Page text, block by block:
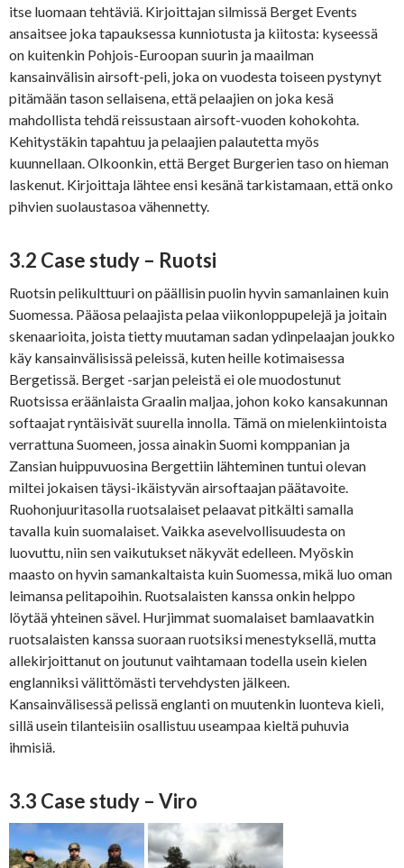
itse luomaan tehtäviä. Kirjoittajan silmissä Berget Events
ansaitsee joka tapauksessa kunniotusta ja kiitosta: kyseessä
on kuitenkin Pohjois-Euroopan suurin ja maailman
kansainvälisin airsoft-peli, joka on vuodesta toiseen pystynyt
pitämään tason sellaisena, että pelaajien on joka kesä
mahdollista tehdä reissustaan airsoft-vuoden kohokohta.
Kehitystäkin tapahtuu ja pelaajien palautetta myös
kuunnellaan. Olkoonkin, että Berget Burgerien taso on hieman
laskenut. Kirjoittaja lähtee ensi kesänä tarkistamaan, että onko
pihvien suolaustasoa vähennetty.
3.2 Case study – Ruotsi
Ruotsin pelikulttuuri on päällisin puolin hyvin samanlainen kuin
Suomessa. Pääosa pelaajista pelaa viikonloppupelejä ja joitain
skenaarioita, joista tietty muutaman sadan ydinpelaajan joukko
käy kansainvälisissä peleissä, kuten heille kotimaisessa
Bergetissä. Berget -sarjan peleistä ei ole muodostunut
Ruotsissa eräänlaista Graalin maljaa, johon koko kansakunnan
softaajat ryntäisivät suurella innolla. Tämä on mielenkiintoista
verrattuna Suomeen, jossa ainakin Suomi komppanian ja
Zansian huippuvuosina Bergettiin lähteminen tuntui olevan
miltei jokaisen täysi-ikäistyvän airsoftaajan päätavoite.
Ruohonjuuritasolla ruotsalaiset pelaavat pitkälti samalla
tavalla kuin suomalaiset. Vaikka asevelvollisuudesta on
luovuttu, niin sen vaikutukset näkyvät edelleen. Myöskin
maasto on hyvin samankaltaista kuin Suomessa, mikä luo oman
leimansa pelitapoihin. Ruotsalaisten kanssa onkin helppo
löytää yhteinen sävel. Hurjimmat suomalaiset bamlaavatkin
ruotsalaisten kanssa suoraan ruotsiksi menestyksellä, mutta
allekirjoittanut on joutunut vaihtamaan todella usein kielen
englanniksi välittömästi tervehdysten jälkeen.
Kansainvälisessä pelissä englanti on muutenkin luonteva kieli,
sillä usein tilanteisiin osallistuu useampaa kieltä puhuvia
ihmisiä.
3.3 Case study – Viro